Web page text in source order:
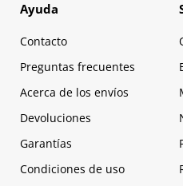
Ayuda
Contacto
Preguntas frecuentes
Acerca de los envíos
Devoluciones
Garantías
Condiciones de uso